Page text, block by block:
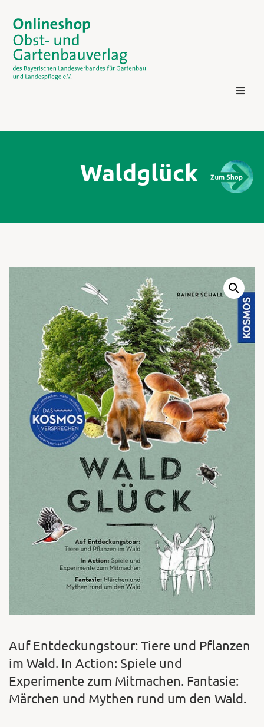
Zum
Waldglück
Auf Entdeckungstour: Tiere und Pflanzen
im Wald. In Action: Spiele und
Experimente zum Mitmachen. Fantasie:
Märchen und Mythen rund um den Wald.